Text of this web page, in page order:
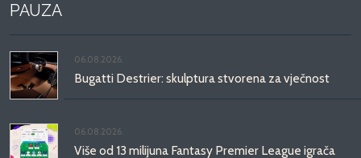
PAUZA
06.08.2026.
Bugatti Destrier: skulptura stvorena za vječnost
06.08.2026.
Više od 13 milijuna Fantasy Premier League igrača